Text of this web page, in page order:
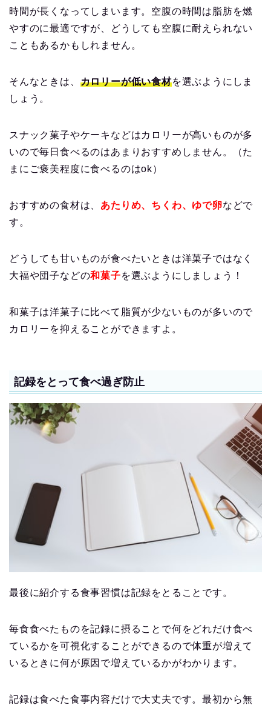
時間が長くなってしまいます。空腹の時間は脂肪を燃
やすのに最適ですが、どうしても空腹に耐えられない
こともあるかもしれません。
そんなときは、 カロリーが低い食材を選ぶようにしま
しょう。
スナック菓子やケーキなどはカロリーが高いものが多
いので毎日食べるのはあまりおすすめしません。（た
まにご褒美程度に食べるのはok）
おすすめの食材は、 あたりめ、ちくわ、ゆで卵などで
す。
どうしても甘いものが食べたいときは洋菓子ではなく
大福や団子などの和菓子を選ぶようにしましょう！
和菓子は洋菓子に比べて脂質が少ないものが多いので
カロリーを抑えることができますよ。
記録をとって食べ過ぎ防止
最後に紹介する食事習慣は記録をとることです。
毎食食べたものを記録に摂ることで何をどれだけ食べ
ているかを可視化することができるので体重が増えて
いるときに何が原因で増えているかがわかります。
記録は食べた食事内容だけで大丈夫です。最初から無